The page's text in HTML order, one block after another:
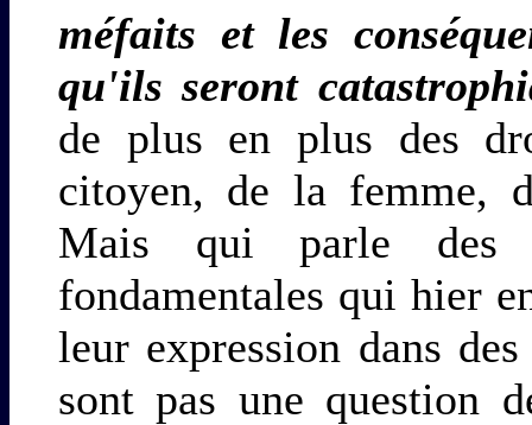
méfaits et les
qu'ils seront
de plus en plus des
citoyen, de la femme,
Mais qui parle des
fondamentales qui hier
leur expression dans
sont pas une question